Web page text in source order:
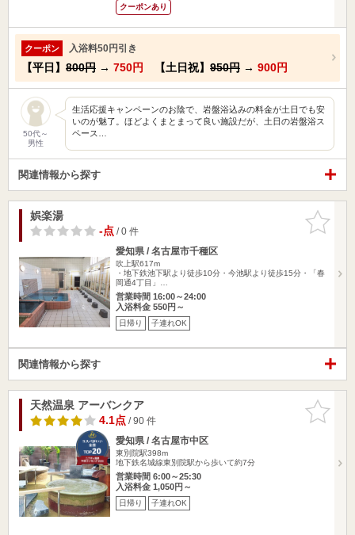
クーポンあり
クーポン 入浴料50円引き
【平日】 800円 → 750円 【土日祝】 950円 → 900円
50代～
男性
生活応援キャンペーンのお陰で、岩盤浴込みの料金が土日でも安
いのが魅了。ほどよくまとまって良い施設だが、土日の岩盤浴ス
ペース…
関連情報から探す
お気に入
りに追加
娯楽湯
-点/ 0 件
愛知県 / 名古屋市千種区
吹上駅617m
・地下鉄池下駅より徒歩10分・今池駅より徒歩15分・「春
岡通4丁目」…
営業時間 16:00～24:00
入浴料金 550円～
日帰り 子連れOK
関連情報から探す
お気に入
りに追加
天然温泉 アーバンクア
4.1点/ 90 件
愛知県 / 名古屋市中区
東別院駅398m
地下鉄名城線東別院駅から歩いて約7分
営業時間 6:00～25:30
入浴料金 1,050円～
日帰り 子連れOK